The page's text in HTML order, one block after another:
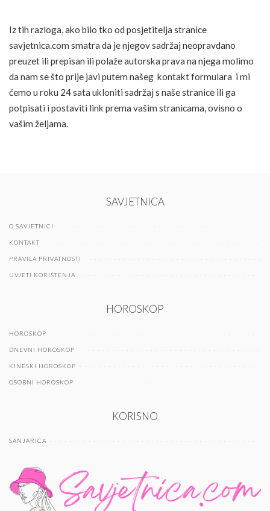
Iz tih razloga, ako bilo tko od posjetitelja stranice
savjetnica.com smatra da je njegov sadržaj neopravdano
preuzet ili prepisan ili polaže autorska prava na njega molimo
da nam se što prije javi putem našeg kontakt formulara i mi
ćemo u roku 24 sata ukloniti sadržaj s naše stranice ili ga
potpisati i postaviti link prema vašim stranicama, ovisno o
vašim željama.
SAVJETNICA
O SAVJETNICI
KONTAKT
PRAVILA PRIVATNOSTI
UVJETI KORIŠTENJA
HOROSKOP
HOROSKOP
DNEVNI HOROSKOP
KINESKI HOROSKOP
OSOBNI HOROSKOP
KORISNO
SANJARICA